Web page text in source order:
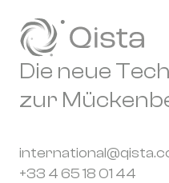
Die neue
zur
+33 4 65 18 01 44